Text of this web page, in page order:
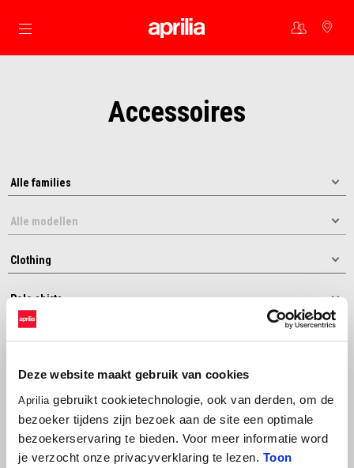
Deze website maakt gebruik van cookies
Aprilia gebruikt cookietechnologie, ook van derden, om de
bezoeker tijdens zijn bezoek aan de site een optimale
bezoekerservaring te bieden. Voor meer informatie word
je verzocht onze privacyverklaring te lezen. Toon
Ga naar de hoofdcontent
Accessoires